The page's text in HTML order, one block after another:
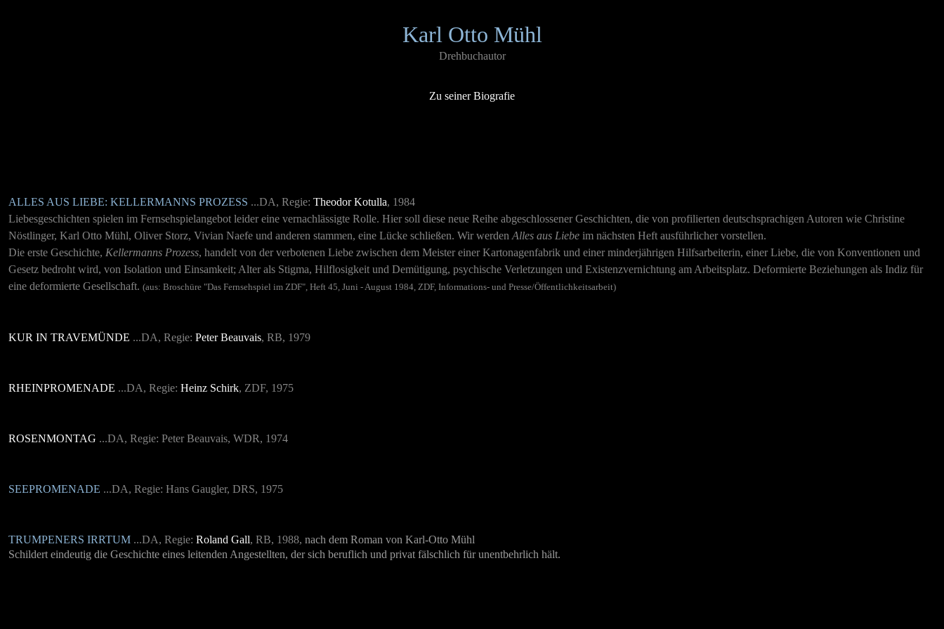
Karl Otto Mühl
Drehbuchautor
Zu seiner Biografie
ALLES AUS LIEBE: KELLERMANNS PROZESS ...DA, Regie: Theodor Kotulla, 1984
Liebesgeschichten spielen im Fernsehspielangebot leider eine vernachlässigte Rolle. Hier soll diese neue Reihe abgeschlossener Geschichten, die von profilierten deutschsprachigen Autoren wie Christine
Nöstlinger, Karl Otto Mühl, Oliver Storz, Vivian Naefe und anderen stammen, eine Lücke schließen. Wir werden Alles aus Liebe im nächsten Heft ausführlicher vorstellen.
Die erste Geschichte, Kellermanns Prozess, handelt von der verbotenen Liebe zwischen dem Meister einer Kartonagenfabrik und einer minderjährigen Hilfsarbeiterin, einer Liebe, die von Konventionen und
Gesetz bedroht wird, von Isolation und Einsamkeit; Alter als Stigma, Hilflosigkeit und Demütigung, psychische Verletzungen und Existenzvernichtung am Arbeitsplatz. Deformierte Beziehungen als Indiz für
eine deformierte Gesellschaft. (aus: Broschüre "Das Fernsehspiel im ZDF", Heft 45, Juni - August 1984, ZDF, Informations- und Presse/Öffentlichkeitsarbeit)
KUR IN TRAVEMÜNDE ...DA, Regie: Peter Beauvais, RB, 1979
RHEINPROMENADE ...DA, Regie: Heinz Schirk, ZDF, 1975
ROSENMONTAG ...DA, Regie: Peter Beauvais, WDR, 1974
SEEPROMENADE ...DA, Regie: Hans Gaugler, DRS, 1975
TRUMPENERS IRRTUM ...DA, Regie: Roland Gall, RB, 1988, nach dem Roman von Karl-Otto Mühl
Schildert eindeutig die Geschichte eines leitenden Angestellten, der sich beruflich und privat fälschlich für unentbehrlich hält.